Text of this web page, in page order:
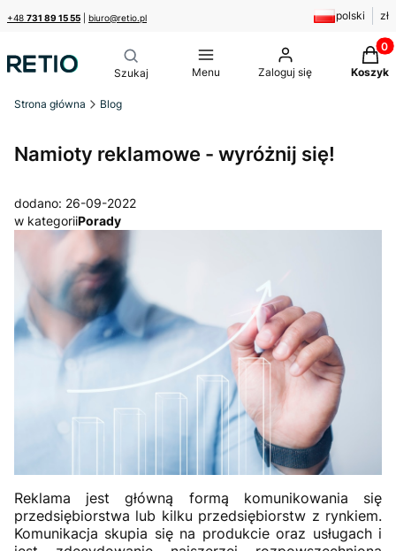
+48 731 89 15 55 biuro@retio.pl polski zł
Menu Zaloguj się Koszyk
Strona główna Blog
Namioty reklamowe - wyróżnij się!
dodano: 26-09-2022
w kategoriiPorady
Reklama jest główną formą komunikowania się
przedsiębiorstwa lub kilku przedsiębiorstw z rynkiem.
Komunikacja skupia się na produkcie oraz usługach i